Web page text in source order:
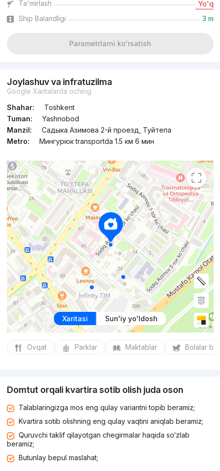
Ta'mirlash Yo'q
Ship Balandligi 3 m
Parametrlarni ko'rsatish
Joylashuv va infratuzilma
Google Xaritalarda oching
Shahar:
Toshkent
Tuman:
Yashnobod
Manzil:
Садыка Азимова 2-й проезд, Туйтепа
Metro:
Мингурюк transportda 1.5 км 6 мин
Xaritasi Sun'iy yo'ldosh
Ovqat Parklar Maktablar Bolalar
Domtut orqali kvartira sotib olish juda oson
Talablaringizga mos eng qulay variantni topib beramiz;
Kvartira sotib olishning eng qulay vaqtini aniqlab beramiz;
Quruvchi taklif qilayotgan chegirmalar haqida so‘zlab
beramiz;
Butunlay bepul maslahat;